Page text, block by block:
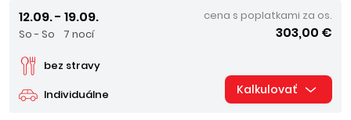
12.09. - 19.09.
So - So 7 nocí
Individuálne
bez stravy
cena s poplatkami za os.
303,00 €
Kalkulovať